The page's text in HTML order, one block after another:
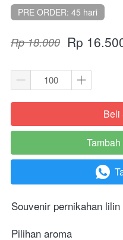
PRE ORDER: 45 hari
Rp 18.000 Rp
`Beli
`
`
Souvenir pernikahan
Pilihan aroma